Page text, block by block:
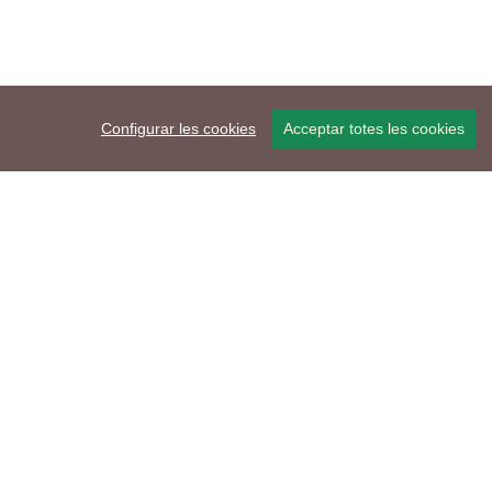
Configurar les cookies Acceptar totes les cookies